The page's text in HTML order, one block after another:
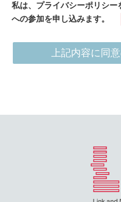
私は、プライバシーポリシ
への参加を申し込みます。